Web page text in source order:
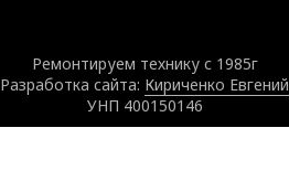
Ремонтируем технику с 1985г
Разработка сайта: Кириченко Евгений
УНП 400150146